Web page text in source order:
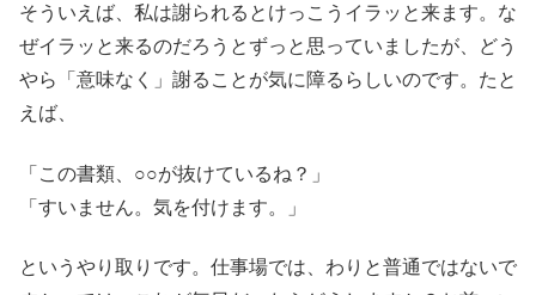
そういえば、私は謝られるとけっこうイラッと来ます。な
ぜイラッと来るのだろうとずっと思っていましたが、どう
やら「意味なく」謝ることが気に障るらしいのです。たと
えば、
「この書類、○○が抜けているね？」
「すいません。気を付けます。」
というやり取りです。仕事場では、わりと普通ではないで